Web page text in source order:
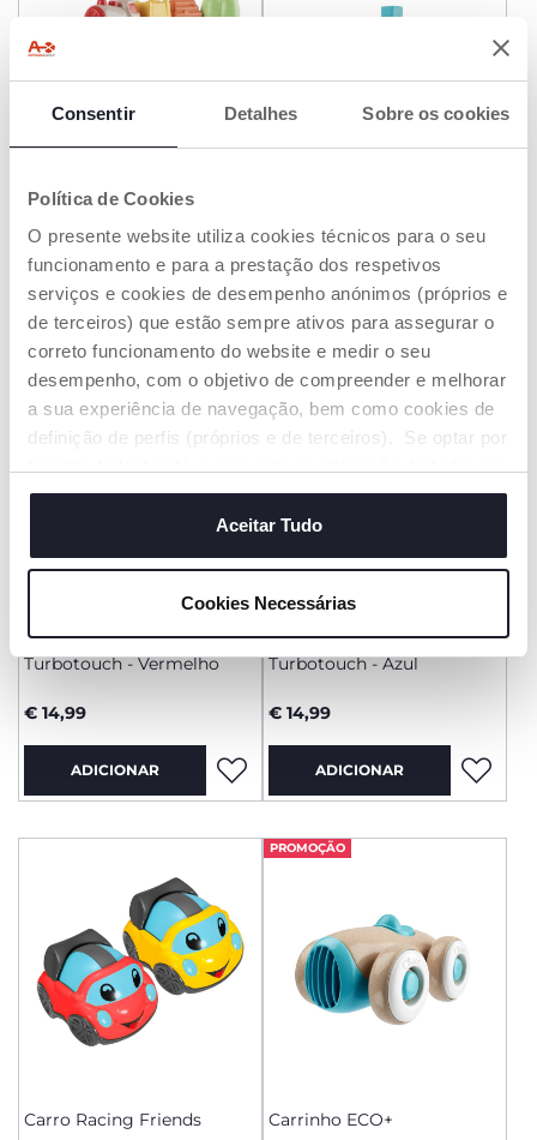
Consentir Detalhes Sobre os cookies
Política de Cookies
O presente website utiliza cookies técnicos para o seu
funcionamento e para a prestação dos respetivos
serviços e cookies de desempenho anónimos (próprios e
de terceiros) que estão sempre ativos para assegurar o
correto funcionamento do website e medir o seu
desempenho, com o objetivo de compreender e melhorar
a sua experiência de navegação, bem como cookies de
definição de perfis (próprios e de terceiros). Se optar por
cookies. Se quiser saber mais, alterar ou revogar o
consentimento de todos ou de alguns cookies, clique em
"mostrar detalhes". Ao fechar este aviso, está a
são necessários e essenciais para garantir o
funcionamento desta página.
Aceitar Tudo
Cookies Necessárias
Pista de Comboio Eco+
€ 19,99
ADICIONAR
ECO+
€ 16,99
Turbotouch - Vermelho
€ 14,99
ADICIONAR
Turbotouch - Azul
€ 14,99
ADICIONAR
Carro Racing Friends
PROMOÇÃO
Carrinho ECO+